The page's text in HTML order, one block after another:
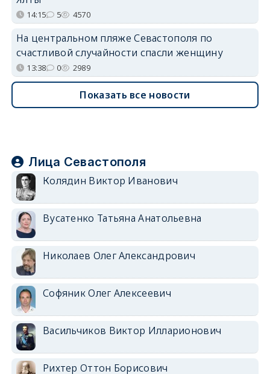
14:15 5 4570
На центральном пляже Севастополя по
счастливой случайности спасли женщину
13:38 0 2989
Показать все новости
Лица Севастополя
Колядин Виктор Иванович
Вусатенко Татьяна Анатольевна
Николаев Олег Александрович
Софяник Олег Алексеевич
Васильчиков Виктор Илларионович
Рихтер Оттон Борисович